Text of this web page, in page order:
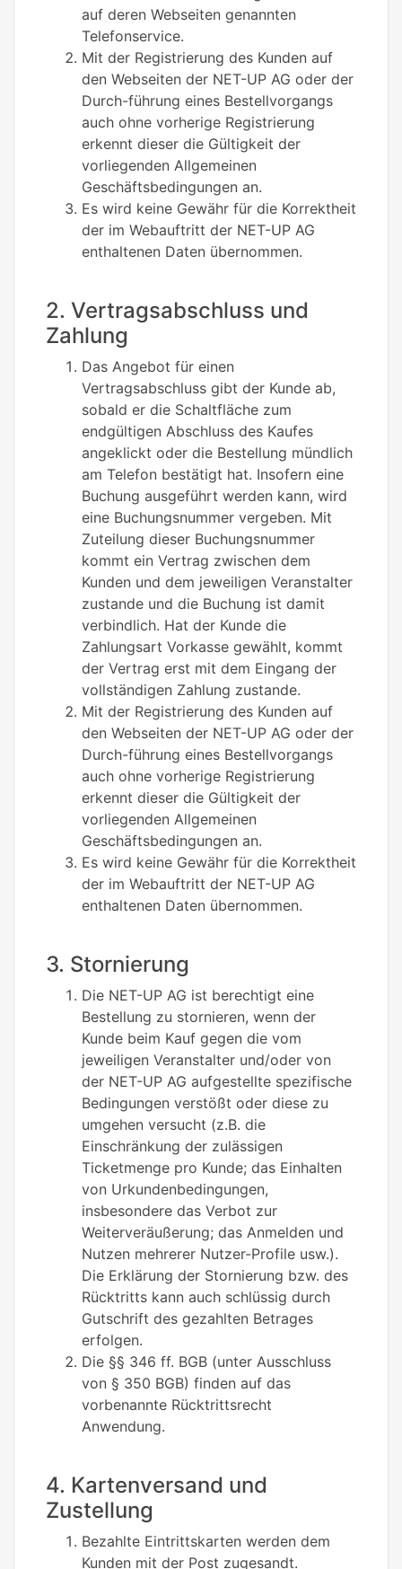
auf deren Webseiten genannten
Telefonservice.
Mit der Registrierung des Kunden auf
den Webseiten der NET-UP AG oder der
Durch-führung eines Bestellvorgangs
auch ohne vorherige Registrierung
erkennt dieser die Gültigkeit der
vorliegenden Allgemeinen
Geschäftsbedingungen an.
Es wird keine Gewähr für die Korrektheit
der im Webauftritt der NET-UP AG
enthaltenen Daten übernommen.
2. Vertragsabschluss und
Zahlung
Das Angebot für einen
Vertragsabschluss gibt der Kunde ab,
sobald er die Schaltfläche zum
endgültigen Abschluss des Kaufes
angeklickt oder die Bestellung mündlich
am Telefon bestätigt hat. Insofern eine
Buchung ausgeführt werden kann, wird
eine Buchungsnummer vergeben. Mit
Zuteilung dieser Buchungsnummer
kommt ein Vertrag zwischen dem
Kunden und dem jeweiligen Veranstalter
zustande und die Buchung ist damit
verbindlich. Hat der Kunde die
Zahlungsart Vorkasse gewählt, kommt
der Vertrag erst mit dem Eingang der
vollständigen Zahlung zustande.
Mit der Registrierung des Kunden auf
den Webseiten der NET-UP AG oder der
Durch-führung eines Bestellvorgangs
auch ohne vorherige Registrierung
erkennt dieser die Gültigkeit der
vorliegenden Allgemeinen
Geschäftsbedingungen an.
Es wird keine Gewähr für die Korrektheit
der im Webauftritt der NET-UP AG
enthaltenen Daten übernommen.
3. Stornierung
Die NET-UP AG ist berechtigt eine
Bestellung zu stornieren, wenn der
Kunde beim Kauf gegen die vom
jeweiligen Veranstalter und/oder von
der NET-UP AG aufgestellte spezifische
Bedingungen verstößt oder diese zu
umgehen versucht (z.B. die
Einschränkung der zulässigen
Ticketmenge pro Kunde; das Einhalten
von Urkundenbedingungen,
insbesondere das Verbot zur
Weiterveräußerung; das Anmelden und
Nutzen mehrerer Nutzer-Profile usw.).
Die Erklärung der Stornierung bzw. des
Rücktritts kann auch schlüssig durch
Gutschrift des gezahlten Betrages
erfolgen.
Die §§ 346 ff. BGB (unter Ausschluss
von § 350 BGB) finden auf das
vorbenannte Rücktrittsrecht
Anwendung.
4. Kartenversand und
Zustellung
Bezahlte Eintrittskarten werden dem
Kunden mit der Post zugesandt.